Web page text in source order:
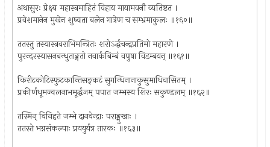
अथासुरः प्रेक्ष्य महास्त्रमाहितं विहाय मायामवनौ व्यतिष्टत ।
प्रवेशमानेन मुखेन शुष्यता बलेन गात्रेण च सम्भ्रमाकुलः ॥१६०॥
ततस्तु तस्यास्त्रवराभिमन्त्रितः शरोऽर्द्धचन्द्रप्रतिमो महारणे ।
पुरन्दरस्यासनबन्धुताङ्गतो नवार्कबिम्बं वपुषा विडम्बयन् ॥१६१॥
किरीटकोटिस्फुटकान्तिसङ्कटं सुगन्धिनानाकुसुमाधिवासितम् ।
प्रकीर्णधूमज्वलनाभमूर्द्धजम् पपात जम्भस्य शिरः सकुण्डलम् ॥१६२॥
तस्मिन् विनिहते जम्भे दानवेन्द्राः पराङ्मुखाः ।
ततस्ते भग्नसंकल्पाः प्रययुर्यत्र तारकः ॥१६३॥